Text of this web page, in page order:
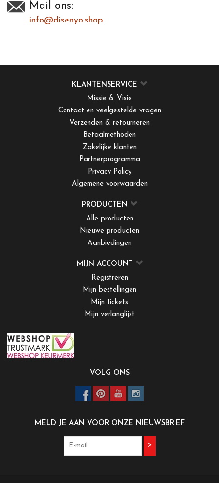
Mail ons:
info@disenyo.shop
KLANTENSERVICE
Missie & Visie
Contact en veelgestelde vragen
Verzenden & retourneren
Betaalmethoden
Zakelijke klanten
Partnerprogramma
Privacy Policy
Algemene voorwaarden
PRODUCTEN
Alle producten
Nieuwe producten
Aanbiedingen
MIJN ACCOUNT
Registreren
Mijn bestellingen
Mijn tickets
Mijn verlanglijst
VOLG ONS
MELD JE AAN VOOR ONZE NIEUWSBRIEF
>